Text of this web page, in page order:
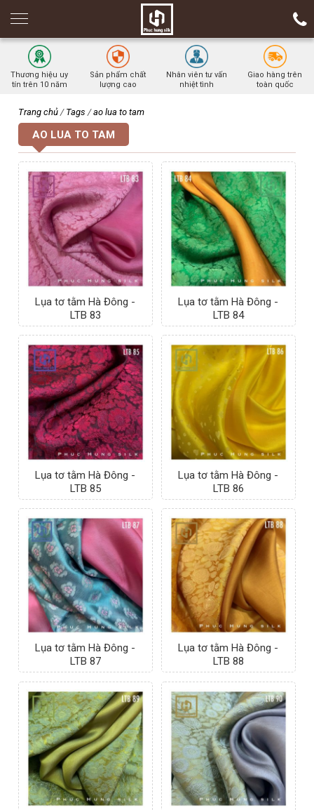
Thương hiệu uy
tín trên 10 năm
Sản phẩm chất
lượng cao
Nhân viên tư vấn
nhiệt tình
Giao hàng trên
toàn quốc
Trang chủ / Tags / ao lua to tam
AO LUA TO TAM
Lụa tơ tằm Hà Đông -
LTB 83
Lụa tơ tằm Hà Đông -
LTB 84
Lụa tơ tằm Hà Đông -
LTB 85
Lụa tơ tằm Hà Đông -
LTB 86
Lụa tơ tằm Hà Đông -
LTB 87
Lụa tơ tằm Hà Đông -
LTB 88